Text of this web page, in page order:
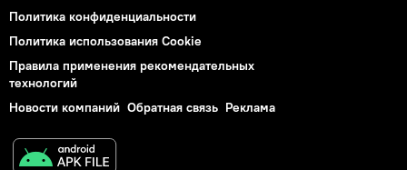
Политика конфиденциальности
Политика использования Cookie
Правила применения рекомендательных
технологий
Новости компаний Обратная связь Реклама